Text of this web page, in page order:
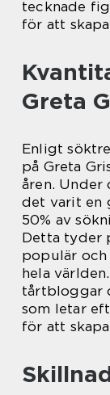
tecknade
för att
Greta
Enligt
på Greta
åren. Under
det varit en
50% av
Detta tyder
populär
hela
tårtbloggar
som letar
för att